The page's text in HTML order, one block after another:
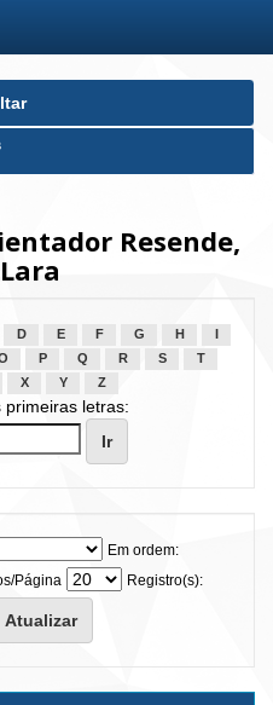
Resende,
D E F G H
P Q R S
T
X Y Z
letras:
Em ordem:
Página
Registro(s):